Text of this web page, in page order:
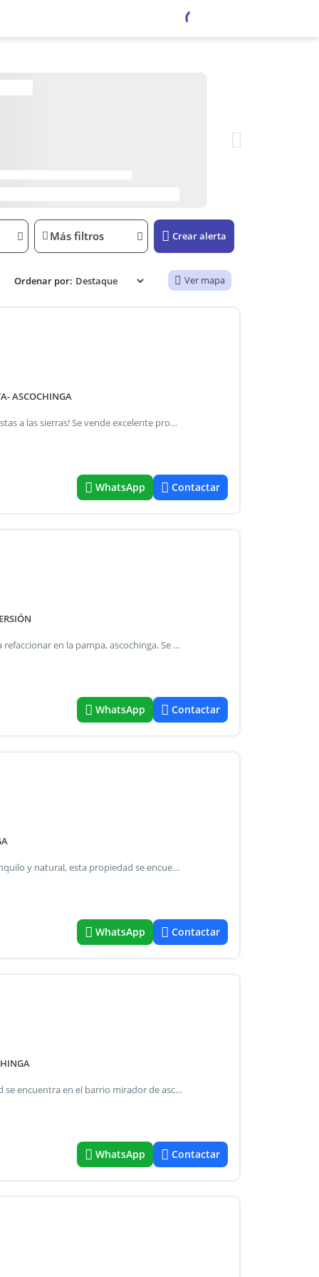
Más filtros Crear alerta
Ordenar por: Ver mapa
ASCOCHINGA
&Iexcl;gran oportunidad para quienes buscan espacio y vistas a las sierras! Se vende excelente propiedad con una casa principal, un gran quincho amplio con una vista espectacular, pileta, y dos cocheras independientes. Ubicaci&oacute;n: el mirador de ascochinga la propiedad se compone de: casa principal: -4 dormitorios (uno en planta baja). -2 ba&ntilde;os (uno por planta), el superior con anteba&ntilde;o. -Cocina comedor y living. -Balc&oacute;n en dormitorio principal. Pisos cer&aacute;micos, construcci&oacute;n tradicional con techo de tejas. El quincho cuenta con asador, horno, calef&oacute;n y ba&ntilde;o propio. &Zwj; pileta: -6x10 metros y 2 metros de profundidad. -Ba&ntilde;o y cambiador exterior. -Espacio de guardado (dos dep&oacute;sitos contiguos). Superficie: -terreno: 971m2 -cubiertos 128m2 precio: usd 119.000 consultanos para agendar una visita o solicitar m&aacute;s informaci&oacute;n: wa.Me/37 ref#9290710.
WhatsApp Contactar
Atenci&oacute;n! Oportunidad de inversi&oacute;n, casa a refaccionar en la pampa, ascochinga. Se trata de una propiedad con 645m2 de terreno y sup cubierta de 187m2 a reciclar. La propiedad se encuentra en una ubicaci&oacute;n inmejorable, sobre camino (ruta) principal por asfalto y con todos los servicios en puerta. Ideal comercio. Inversi&oacute;n precio: u$d 25.000 ubicaci&oacute;n: https: goo.Gl/maps/yds737dhwwh2w3md6 contactanos: https: wa.Me/37 ref#5825517.
WhatsApp Contactar
La pampa &ndash; ascochinga ubicada en un entorno tranquilo y natural, esta propiedad se encuentra sobre pavimento y cuenta con excelente accesibilidad. Ideal tanto para vivienda permanente como para casa de descanso. Distribuci&oacute;n &bull; 2 dormitorios &bull; ba&ntilde;o principal con anteba&ntilde;o &bull; cocina funcional &bull; comedor luminoso &bull; toilette &bull; lavadero &bull; galer&iacute;a con asador &bull; pileta servicios &bull; luz &bull; agua &bull; gas envasado superficies &bull; terreno: 557 m&sup2; &bull; superficie cubierta: 106 m&sup2; precio: usd 95.000 una excelente oportunidad para disfrutar de la tranquilidad de ascochinga, rodeado de naturaleza y aire puro. Consultanos para m&aacute;s informaci&oacute;n o para coordinar una visita. Https: wa.Me/37 ref#9821913.
WhatsApp Contactar
Ubicada en un entorno tranquilo y natural, esta propiedad se encuentra en el barrio mirador de ascochinga. Excelente vista! Distribuci&oacute;n &bull; 1 dormitorio con amplio vestidor &bull; 1 ba&ntilde;o &bull; cocina &bull; living comedor &bull; cochera semicubierta servicios de luz, agua, internet. Lista para escriturar. Superficies &bull; terreno: 433 m&sup2; &bull; superficie cubierta: 73 m&sup2; atenci&oacute;n precio: usd 75.000 consultanos para m&aacute;s informaci&oacute;n o para coordinar una visita. Https: wa.Me/37 ref#9941818.
WhatsApp Contactar